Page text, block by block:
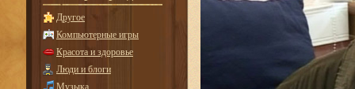
Другое
Компьютерные игры
Красота и здоровье
Люди и блоги
Музыка